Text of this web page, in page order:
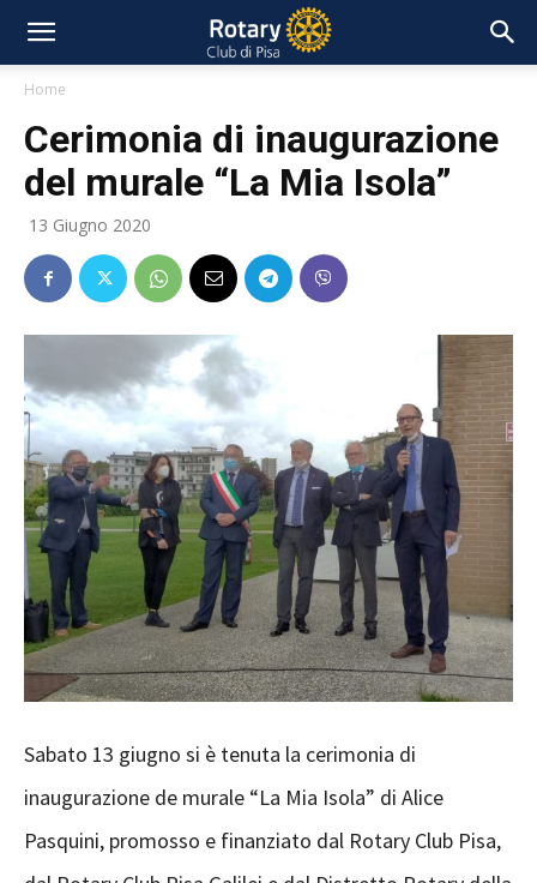
Home
Cerimonia di inaugurazione
del murale “La Mia Isola”
13 Giugno 2020
Sabato 13 giugno si è tenuta la cerimonia di
inaugurazione de murale “La Mia Isola” di Alice
Pasquini, promosso e finanziato dal Rotary Club Pisa,